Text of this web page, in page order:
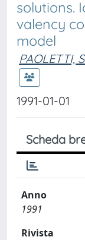
solutions.
valency
model
PAOLETTI,
1991-01-01
Scheda
Anno
1991
Rivista